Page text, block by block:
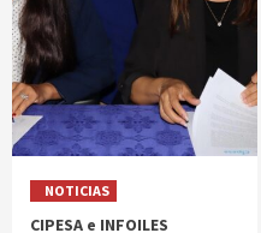
NOTICIAS
CIPESA e INFOILES